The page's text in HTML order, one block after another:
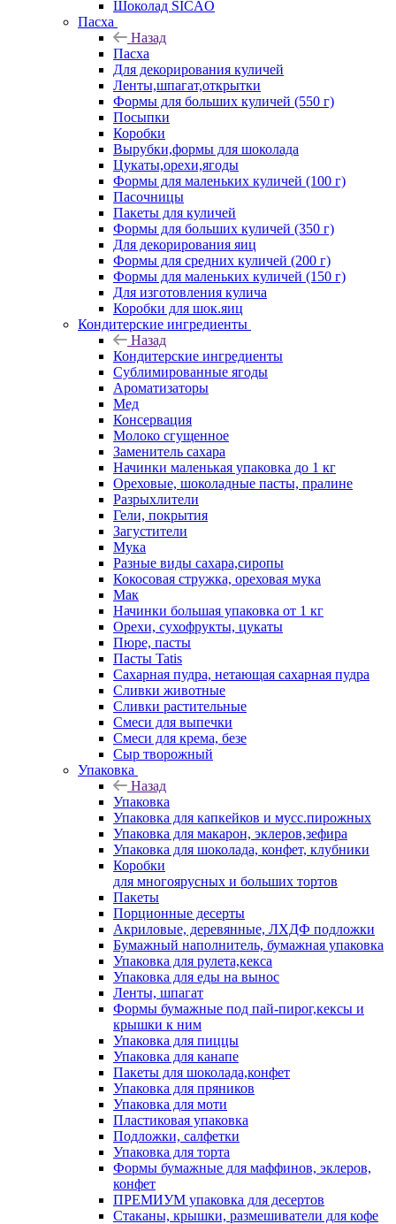
Шоколад SICAO
Пасха
Назад
Пасха
Для декорирования куличей
Ленты,шпагат,открытки
Формы для больших куличей (550 г)
Посыпки
Коробки
Вырубки,формы для шоколада
Цукаты,орехи,ягоды
Формы для маленьких куличей (100 г)
Пасочницы
Пакеты для куличей
Формы для больших куличей (350 г)
Для декорирования яиц
Формы для средних куличей (200 г)
Формы для маленьких куличей (150 г)
Для изготовления кулича
Коробки для шок.яиц
Кондитерские ингредиенты
Назад
Кондитерские ингредиенты
Сублимированные ягоды
Ароматизаторы
Мед
Консервация
Молоко сгущенное
Заменитель сахара
Начинки маленькая упаковка до 1 кг
Ореховые, шоколадные пасты, пралине
Разрыхлители
Гели, покрытия
Загустители
Мука
Разные виды сахара,сиропы
Кокосовая стружка, ореховая мука
Мак
Начинки большая упаковка от 1 кг
Орехи, сухофрукты, цукаты
Пюре, пасты
Пасты Tatis
Сахарная пудра, нетающая сахарная пудра
Сливки животные
Сливки растительные
Смеси для выпечки
Смеси для крема, безе
Сыр творожный
Упаковка
Назад
Упаковка
Упаковка для капкейков и мусс.пирожных
Упаковка для макарон, эклеров,зефира
Упаковка для шоколада, конфет, клубники
Коробки
для многоярусных и больших тортов
Пакеты
Порционные десерты
Акриловые, деревянные, ЛХДФ подложки
Бумажный наполнитель, бумажная упаковка
Упаковка для рулета,кекса
Упаковка для еды на вынос
Ленты, шпагат
Формы бумажные под пай-пирог,кексы и
крышки к ним
Упаковка для пиццы
Упаковка для канапе
Пакеты для шоколада,конфет
Упаковка для пряников
Упаковка для моти
Пластиковая упаковка
Подложки, салфетки
Упаковка для торта
Формы бумажные для маффинов, эклеров,
конфет
ПРЕМИУМ упаковка для десертов
Стаканы, крышки, размешиватели для кофе